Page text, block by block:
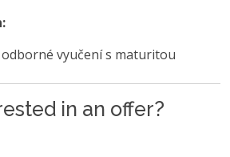
vyučení s maturitou
in an offer?